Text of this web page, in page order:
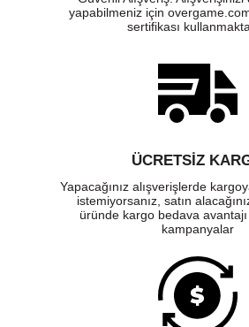
yapabilmeniz için
sertifikası
ÜCRETSIZ
Yapacağınız alışverişlerde
istemiyorsanız, satın
üründe kargo bedava
kampanyalar